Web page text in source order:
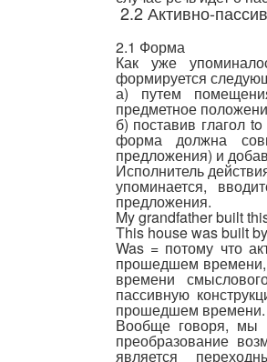
2.2 Активно-
2.1 Форма
Как уже
формируется
а) путем
предметное
б) поставив глагол
форма должна
предложения) и
Исполнитель
упоминается,
предложения.
My grandfather built
This house was built
Was = потому что
прошедшем
времени
пассивную
прошедшем
Вообще говоря, мы
преобразование
является